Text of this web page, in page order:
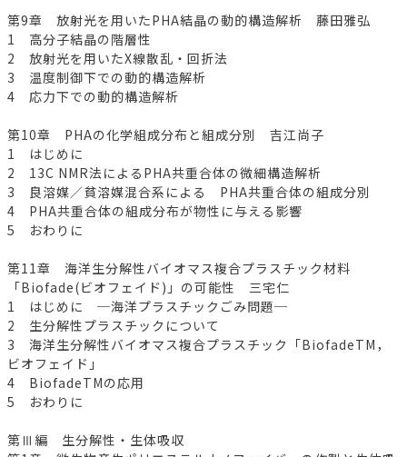
第9章 放射光を用いたPHA結晶の動的構造解析 藤田雅弘
1 高分子結晶の階層性
2 放射光を用いたX線散乱・回折法
3 温度制御下での動的構造解析
4 応力下での動的構造解析
第10章 PHAの化学組成分布と組成分別 吉江尚子
1 はじめに
2 13C NMR法によるPHA共重合体の微細構造解析
3 良溶媒／貧溶媒混合系による PHA共重合体の組成分別
4 PHA共重合体の組成分布が物性に与える影響
5 おわりに
第11章 海洋生分解性バイオマス複合プラスチック材料
「Biofade(ビオフェイド)」の可能性 三宅仁
1 はじめに ─海洋プラスチックごみ問題─
2 生分解性プラスチックについて
3 海洋生分解性バイオマス複合プラスチック「BiofadeTM，
ビオフェイド」
4 BiofadeTMの応用
5 おわりに
第Ⅲ編 生分解性・生体吸収